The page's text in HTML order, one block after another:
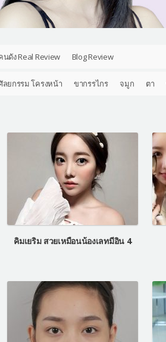
นดัง Real Review Blog Review
ลยกรรม โครงหน้า ขากรรไกร จมูก ตา
คิมเยริม สวยเหมือนน้องเลทมีอิน 4